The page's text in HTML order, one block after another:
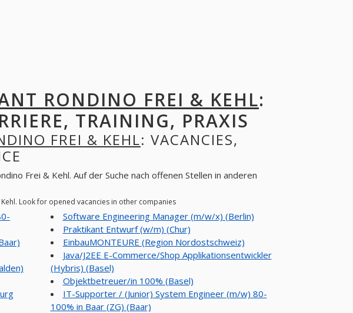
RONDINO FREI & KEHL:
TRAINING, PRAXIS
FREI & KEHL: VACANCIES,
Frei & Kehl. Auf der Suche nach offenen Stellen in anderen
Look for opened vacancies in other companies
Software Engineering Manager (m/w/x) (Berlin)
Praktikant Entwurf (w/m) (Chur)
EinbauMONTEURE (Region Nordostschweiz)
Java/J2EE E-Commerce/Shop Applikationsentwickler
(Hybris) (Basel)
Objektbetreuer/in 100% (Basel)
IT-Supporter / (Junior) System Engineer (m/w) 80-
100% in Baar (ZG) (Baar)